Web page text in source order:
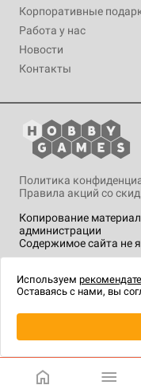
Корпоративные
Работа у нас
Новости
Контакты
Копирование
администрации
Содержимое сайта не
Политика
Правила акций со
технологии.
Используем
Оставаясь с нами, вы